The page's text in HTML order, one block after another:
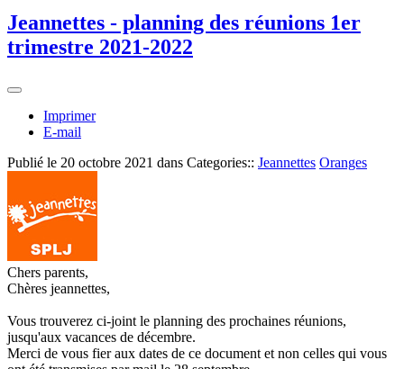
Jeannettes - planning des réunions 1er
trimestre 2021-2022
Imprimer
E-mail
Publié le 20 octobre 2021 dans Categories:: Jeannettes Oranges
Chers parents,
Chères jeannettes,
Vous trouverez ci-joint le planning des prochaines réunions,
jusqu'aux vacances de décembre.
Merci de vous fier aux dates de ce document et non celles qui vous